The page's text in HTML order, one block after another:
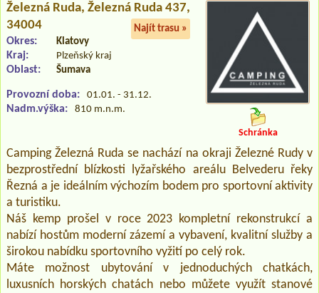
Železná Ruda, Železná Ruda 437,
34004
Najít trasu »
Okres: Klatovy
Kraj: Plzeňský kraj
Oblast: Šumava
Provozní doba: 01.01. - 31.12.
Nadm.výška: 810 m.n.m.
Schránka
Camping Železná Ruda se nachází na okraji Železné Rudy v
bezprostřední blízkosti lyžařského areálu Belvederu řeky
Řezná a je ideálním výchozím bodem pro sportovní aktivity
a turistiku.
Náš kemp prošel v roce 2023 kompletní rekonstrukcí a
nabízí hostům moderní zázemí a vybavení, kvalitní služby a
širokou nabídku sportovního vyžití po celý rok.
Máte možnost ubytování v jednoduchých chatkách,
luxusních horských chatách nebo můžete využít stanové